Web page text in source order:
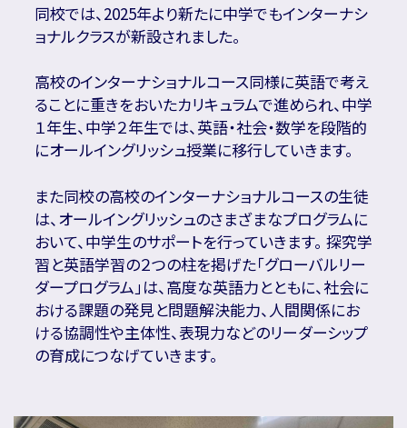
同校では、2025年より新たに中学でもインターナシ
ョナルクラスが新設されました。
高校のインターナショナルコース同様に英語で考え
ることに重きをおいたカリキュラムで進められ、中学
１年生、中学２年生では、英語・社会・数学を段階的
にオールイングリッシュ授業に移行していきます。
また同校の高校のインターナショナルコースの生徒
は、オールイングリッシュのさまざまなプログラムに
おいて、中学生のサポートを行っていきます。 探究学
習と英語学習の２つの柱を掲げた「グローバルリー
ダープログラム」は、高度な英語力とともに、社会に
おける課題の発見と問題解決能力、人間関係にお
ける協調性や主体性、表現力などのリーダーシップ
の育成につなげていきます。